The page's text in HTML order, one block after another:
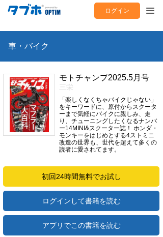
ログイン
車・バイク
モトチャンプ2025.5月号
三栄
「楽しくなくちゃバイクじゃない」
をキーワードに、原付からスクータ
ーまで気軽にバイクに親しみ、走
り、チューニングしたくなるナンバ
ー14MINI&スクーター誌！ ホンダ・
モンキーをはじめとする4ストミニ
改造の世界も、世代を超えて多くの
読者に愛されてます。
初回24時間無料でお試し
ログインして書籍を読む
アプリでこの書籍を読む